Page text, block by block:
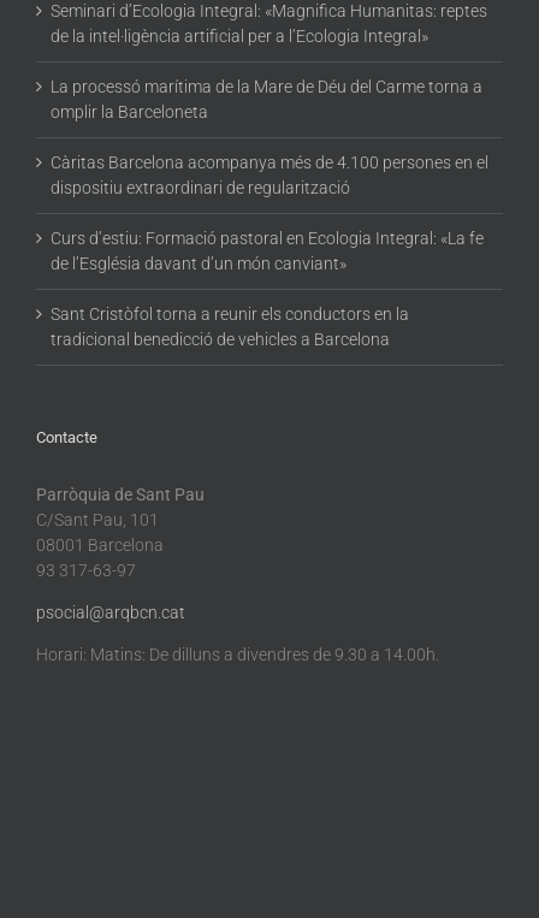
Seminari d’Ecologia Integral: «Magnifica Humanitas: reptes
de la intel·ligència artificial per a l’Ecologia Integral»
La processó marítima de la Mare de Déu del Carme torna a
omplir la Barceloneta
Càritas Barcelona acompanya més de 4.100 persones en el
dispositiu extraordinari de regularització
Curs d’estiu: Formació pastoral en Ecologia Integral: «La fe
de l’Església davant d’un món canviant»
Sant Cristòfol torna a reunir els conductors en la
tradicional benedicció de vehicles a Barcelona
Contacte
Parròquia de Sant Pau
C/Sant Pau, 101
08001 Barcelona
93 317-63-97
psocial@arqbcn.cat
Horari: Matins: De dilluns a divendres de 9.30 a 14.00h.